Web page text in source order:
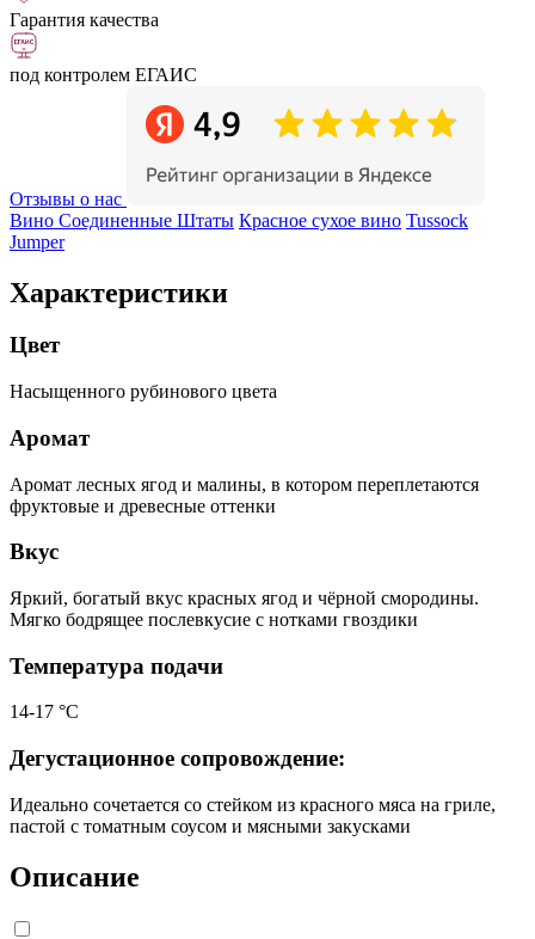
Гарантия качества
под контролем ЕГАИС
Отзывы о нас
Вино Соединенные Штаты Красное сухое вино Tussock
Jumper
Характеристики
Цвет
Насыщенного рубинового цвета
Аромат
Аромат лесных ягод и малины, в котором переплетаются
фруктовые и древесные оттенки
Вкус
Яркий, богатый вкус красных ягод и чёрной смородины.
Мягко бодрящее послевкусие с нотками гвоздики
Температура подачи
14-17 °С
Дегустационное сопровождение:
Идеально сочетается со стейком из красного мяса на гриле,
пастой с томатным соусом и мясными закусками
Описание